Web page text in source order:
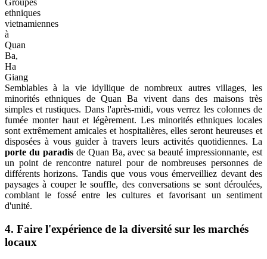
Groupes
ethniques
vietnamiennes
à
Quan
Ba,
Ha
Giang
Semblables à la vie idyllique de nombreux autres villages, les
minorités ethniques de Quan Ba vivent dans des maisons très
simples et rustiques. Dans l'après-midi, vous verrez les colonnes de
fumée monter haut et légèrement. Les minorités ethniques locales
sont extrêmement amicales et hospitalières, elles seront heureuses et
disposées à vous guider à travers leurs activités quotidiennes. La
porte du paradisde Quan Ba, ​​​​​​avec sa beauté impressionnante, est
un point de rencontre naturel pour de nombreuses personnes de
différents horizons. Tandis que vous vous émerveilliez devant des
paysages à couper le souffle, des conversations se sont déroulées,
comblant le fossé entre les cultures et favorisant un sentiment
d'unité.
4. Faire l'expérience de la diversité sur les marchés
locaux